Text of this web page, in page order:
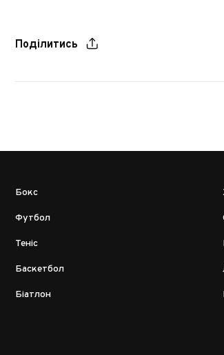
Поділитись
Бокс
Футбол
Теніс
Баскетбол
Біатлон